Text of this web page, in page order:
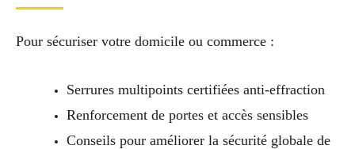
Pour sécuriser votre domicile ou commerce :
Serrures multipoints certifiées anti-effraction
Renforcement de portes et accès sensibles
Conseils pour améliorer la sécurité globale de